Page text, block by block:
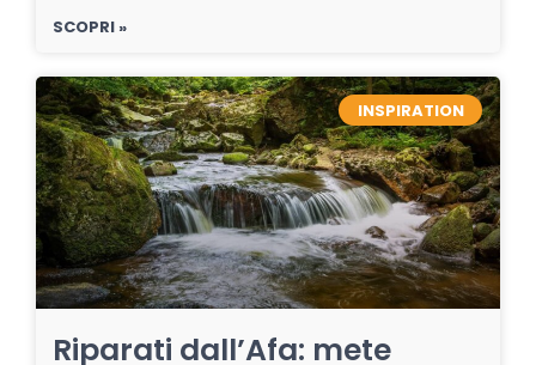
SCOPRI »
INSPIRATION
Riparati dall’Afa: mete